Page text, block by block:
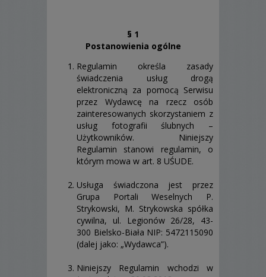
§ 1
Postanowienia ogólne
Regulamin określa zasady
świadczenia usług drogą
elektroniczną za pomocą Serwisu
przez Wydawcę na rzecz osób
zainteresowanych skorzystaniem z
usług fotografii ślubnych –
Użytkowników. Niniejszy
Regulamin stanowi regulamin, o
którym mowa w art. 8 UŚUDE.
Usługa świadczona jest przez
Grupa Portali Weselnych P.
Strykowski, M. Strykowska spółka
cywilna, ul. Legionów 26/28, 43-
300 Bielsko-Biała NIP: 5472115090
(dalej jako: „Wydawca”).
Niniejszy Regulamin wchodzi w